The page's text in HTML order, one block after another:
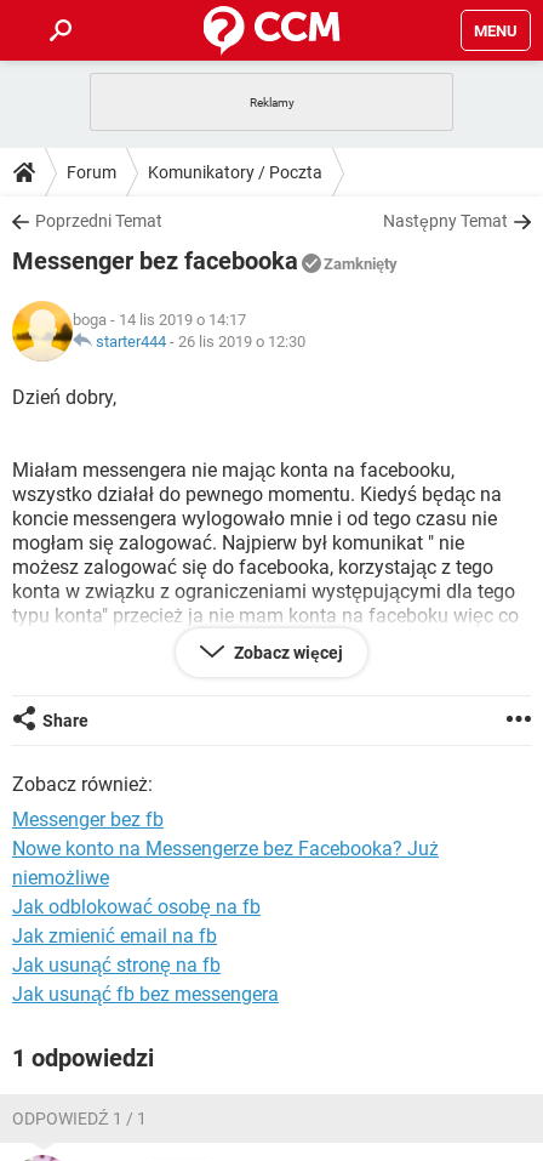
MENU
GRY WHATSAPP
SPOTIFY
INSTAGRAM FACEBOOK
WINDOWS 10
PORADY
PlayStation TIKTOK
INSTAGRAM
WINDOWS 10
DO POBRANIA
ANDROID TIKTOK
GRY
IOS NETFLIX
INSTAGRAM
COVID-19
GRY
SPOTIFY
WINDOWS 10
ARTYKUŁY
COVID-19
SPOTIFY NETFLIX
INSTAGRAM FACEBOOK
WINDOWS 10
Forum Komunikatory / Poczta
Poprzedni Temat Następny Temat
Messenger bez facebooka Zamknięty
boga - 14 lis 2019 o 14:17
starter444 - 26 lis 2019 o 12:30
Dzień dobry,
Miałam messengera nie mając konta na facebooku,
wszystko działał do pewnego momentu. Kiedyś będąc na
koncie messengera wylogowało mnie i od tego czasu nie
mogłam się zalogować. Najpierw był komunikat " nie
możesz zalogować się do facebooka, korzystając z tego
konta w związku z ograniczeniami występującymi dla tego
typu konta" przecież ja nie mam konta na faceboku więc co
to za komunikat? Później napisałam z konta syna do
centrum pomocy Facebooka aby oddali mi moje stare konto
zrobić aby odzyskać to konto.
Pomocy
Zobacz więcej
Share
Zobacz również:
Messenger bez fb
Nowe konto na Messengerze bez Facebooka? Już
niemożliwe
Jak odblokować osobę na fb
Jak zmienić email na fb
Jak usunąć stronę na fb
Jak usunąć fb bez messengera
1 odpowiedzi
ODPOWIEDŹ 1 / 1